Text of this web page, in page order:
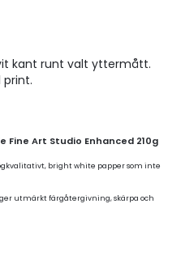
kant runt valt yttermått.
print.
Fine Art Studio Enhanced 210g
bright white papper som inte
utmärkt färgåtergivning, skärpa och